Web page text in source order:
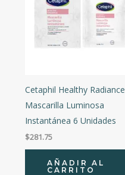
Cetaphil Healthy Radiance
Mascarilla Luminosa
Instantánea 6 Unidades
$281.75
AÑADIR AL
CARRITO